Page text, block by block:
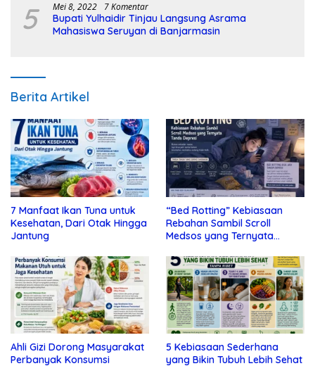
5 Mei 8, 2022 7 Komentar
Bupati Yulhaidir Tinjau Langsung Asrama
Mahasiswa Seruyan di Banjarmasin
Berita Artikel
7 Manfaat Ikan Tuna untuk
Kesehatan, Dari Otak Hingga
Jantung
“Bed Rotting” Kebiasaan
Rebahan Sambil Scroll
Medsos yang Ternyata
Ahli Gizi Dorong Masyarakat
Perbanyak Konsumsi
5 Kebiasaan Sederhana
yang Bikin Tubuh Lebih Sehat